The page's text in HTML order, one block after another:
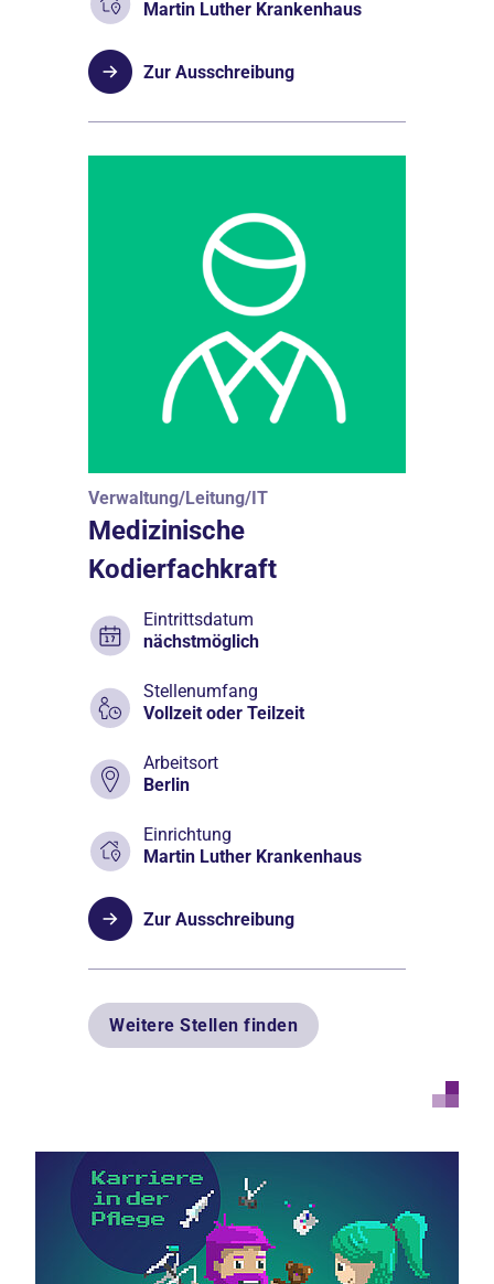
Martin Luther Krankenhaus
Zur Ausschreibung
Verwaltung/Leitung/IT
Medizinische
Kodierfachkraft
Eintrittsdatum
nächstmöglich
Stellenumfang
Vollzeit oder Teilzeit
Arbeitsort
Berlin
Einrichtung
Martin Luther Krankenhaus
Zur Ausschreibung
Weitere Stellen finden